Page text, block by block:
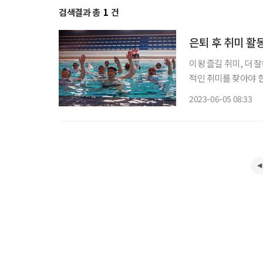
검색결과 총 1 건
은퇴 후 취미 활
이왕 즐길 취미, 더
적인 취미를 찾아야
2023-06-05 08:33